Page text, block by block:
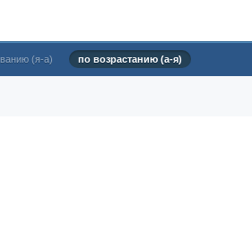
(я-а) по возрастанию (а-я)